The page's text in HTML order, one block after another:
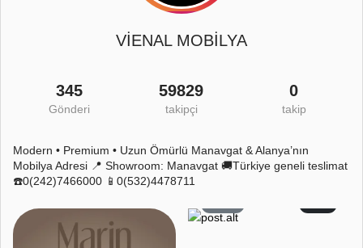
VİENAL MOBİLYA
345
Gönderi
59829
takipçi
0
takip
Modern • Premium • Uzun Ömürlü Manavgat & Alanya’nın
Mobilya Adresi 📍 Showroom: Manavgat 🚚Türkiye geneli teslimat
☎️0(242)7466000 📱0(532)4478711